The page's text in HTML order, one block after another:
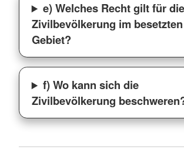
e) Welches Recht gilt für die
Zivilbevölkerung im besetzten
Gebiet?
f) Wo kann sich die
Zivilbevölkerung